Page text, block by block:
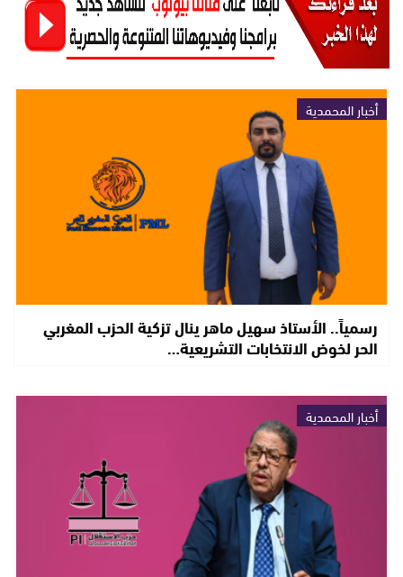
أخبار المحمدية
رسمياً.. الأستاذ سهيل ماهر ينال تزكية الحزب المغربي
الحر لخوض الانتخابات التشريعية…
أخبار المحمدية